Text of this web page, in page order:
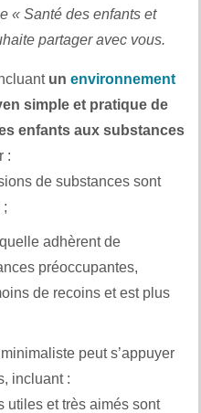
« Santé des enfants et
partager avec vous.
un environnement
simple et pratique de
enfants aux substances
:
de substances sont
;
adhèrent de
préoccupantes,
de recoins et est plus
peut s’appuyer
incluant :
utiles et très aimés sont